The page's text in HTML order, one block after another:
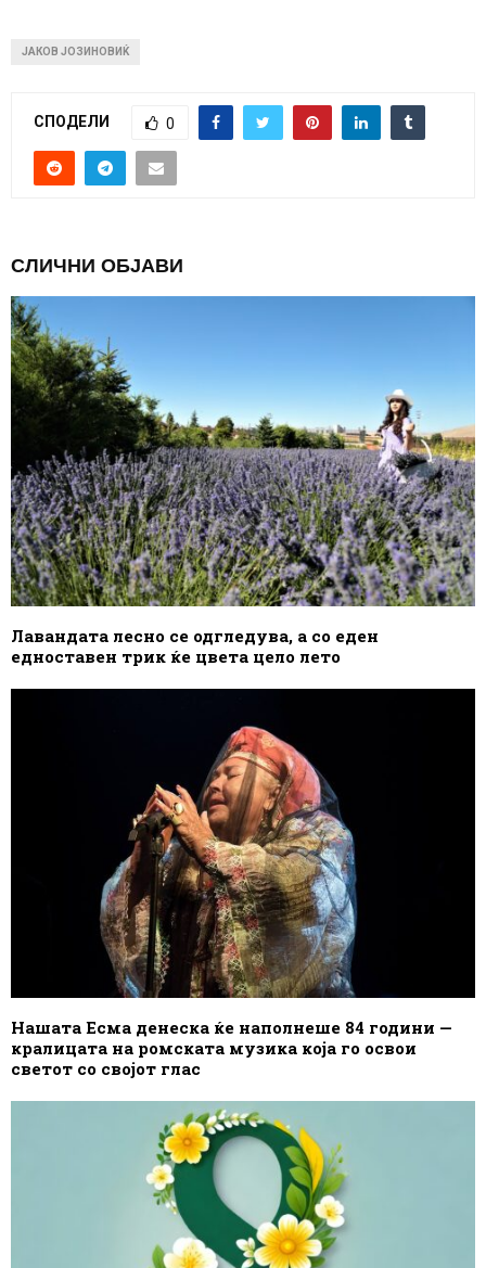
ЈАКОВ ЈОЗИНОВИЌ
СПОДЕЛИ 0
СЛИЧНИ ОБЈАВИ
Лавандата лесно се одгледува, а со еден
едноставен трик ќе цвета цело лето
Нашата Есма денеска ќе наполнеше 84 години —
кралицата на ромската музика која го освои
светот со својот глас